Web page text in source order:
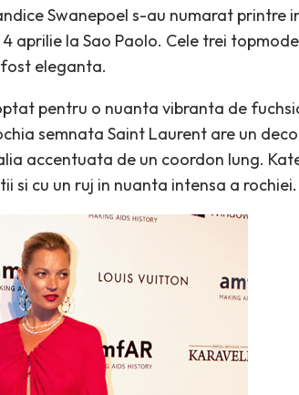
Swanepoel s-au numarat printre
aprilie la Sao Paolo. Cele trei
eleganta.
pentru o nuanta vibranta de
semnata Saint Laurent are un
accentuata de un coordon lung.
si cu un ruj in nuanta intensa a rochiei.